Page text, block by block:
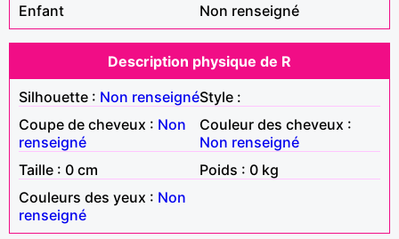
Enfant
Non renseigné
Description physique de R
Silhouette : Non renseignéStyle :
Coupe de cheveux : Non
renseigné
Couleur des cheveux :
Non renseigné
Taille : 0 cm
Poids : 0 kg
Couleurs des yeux : Non
renseigné